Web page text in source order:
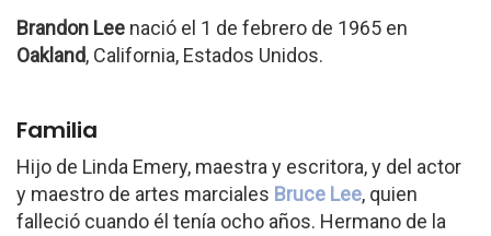
Brandon Lee nació el 1 de febrero de 1965 en
Oakland, California, Estados Unidos.
Familia
Hijo de Linda Emery, maestra y escritora, y del actor
y maestro de artes marciales Bruce Lee, quien
falleció cuando él tenía ocho años. Hermano de la